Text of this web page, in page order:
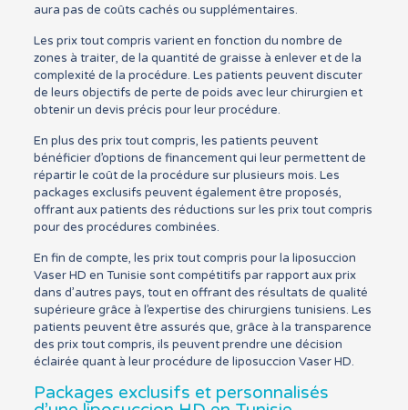
aura pas de coûts cachés ou supplémentaires.
Les prix tout compris varient en fonction du nombre de
zones à traiter, de la quantité de graisse à enlever et de la
complexité de la procédure. Les patients peuvent discuter
de leurs objectifs de perte de poids avec leur chirurgien et
obtenir un devis précis pour leur procédure.
En plus des prix tout compris, les patients peuvent
bénéficier d’options de financement qui leur permettent de
répartir le coût de la procédure sur plusieurs mois. Les
packages exclusifs peuvent également être proposés,
offrant aux patients des réductions sur les prix tout compris
pour des procédures combinées.
En fin de compte, les prix tout compris pour la liposuccion
Vaser HD en Tunisie sont compétitifs par rapport aux prix
dans d’autres pays, tout en offrant des résultats de qualité
supérieure grâce à l’expertise des chirurgiens tunisiens. Les
patients peuvent être assurés que, grâce à la transparence
des prix tout compris, ils peuvent prendre une décision
éclairée quant à leur procédure de liposuccion Vaser HD.
Packages exclusifs et personnalisés